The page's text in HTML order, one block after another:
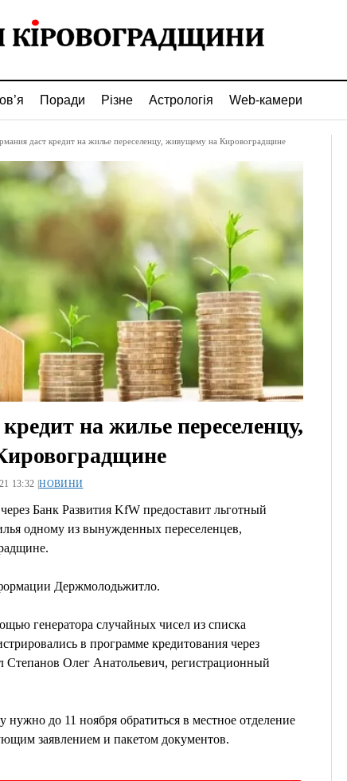
Поради Різне Астрологія Web-камери
даст кредит на жилье переселенцу, живущему на Кировоградщине
на жилье переселенцу,
13:32 |НОВИНИ
Банк Развития KfW предоставит льготный
одному из вынужденных переселенцев,
Держмолодьжитло.
генератора случайных чисел из списка
в программе кредитования через
Олег Анатольевич, регистрационный
нужно до 11 ноября обратиться в местное отделение
заявлением и пакетом документов.